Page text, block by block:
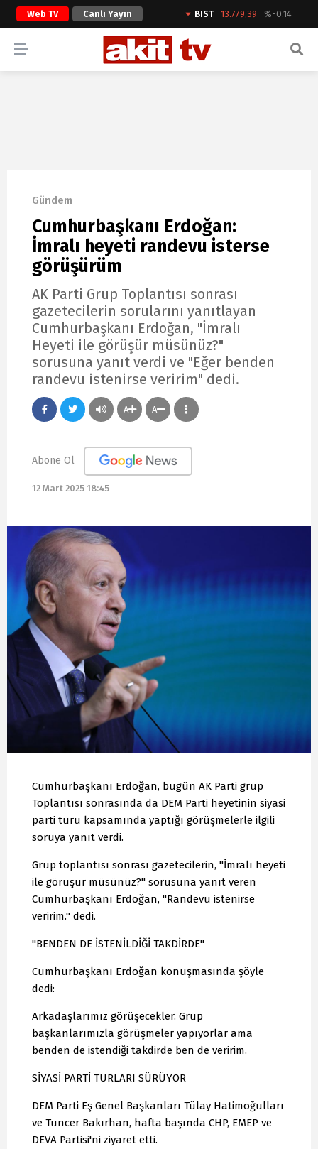
Web TV Canlı Yayın BIST 13.779,39 %-0.14
ARAMA YAP
Gündem
Cumhurbaşkanı Erdoğan:
İmralı heyeti randevu isterse
görüşürüm
AK Parti Grup Toplantısı sonrası
gazetecilerin sorularını yanıtlayan
Cumhurbaşkanı Erdoğan, "İmralı
Heyeti ile görüşür müsünüz?"
sorusuna yanıt verdi ve "Eğer benden
randevu istenirse veririm" dedi.
A A
Abone Ol
12 Mart 2025 18:45
Cumhurbaşkanı Erdoğan, bugün AK Parti grup
Toplantısı sonrasında da DEM Parti heyetinin siyasi
parti turu kapsamında yaptığı görüşmelerle ilgili
soruya yanıt verdi.
Grup toplantısı sonrası gazetecilerin, "İmralı heyeti
ile görüşür müsünüz?" sorusuna yanıt veren
Cumhurbaşkanı Erdoğan, "Randevu istenirse
veririm." dedi.
"BENDEN DE İSTENİLDİĞİ TAKDİRDE"
Cumhurbaşkanı Erdoğan konuşmasında şöyle
dedi:
Arkadaşlarımız görüşecekler. Grup
başkanlarımızla görüşmeler yapıyorlar ama
benden de istendiği takdirde ben de veririm.
SİYASİ PARTİ TURLARI SÜRÜYOR
DEM Parti Eş Genel Başkanları Tülay Hatimoğulları
ve Tuncer Bakırhan, hafta başında CHP, EMEP ve
DEVA Partisi'ni ziyaret etti.